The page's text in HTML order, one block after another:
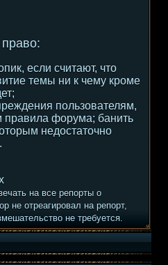
если считают, что
темы ни к чему кроме
пользователям,
форума; банить
недостаточно
на все репорты о
не отреагировал на репорт,
не требуется.